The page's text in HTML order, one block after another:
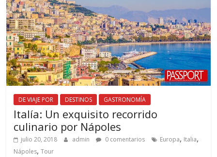
DE VIAJE POR DESTINOS GASTRONOMÍA
Italía: Un exquisito recorrido
culinario por Nápoles
julio 20, 2018 admin 0 comentarios Europa, Italia,
Nápoles,Tour